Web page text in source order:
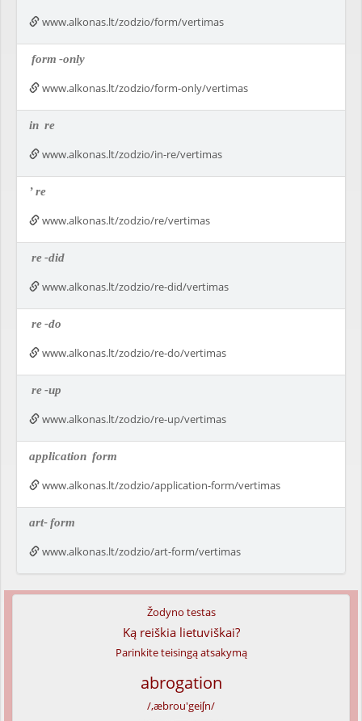
www.alkonas.lt/zodzio/form/vertimas
form -only
www.alkonas.lt/zodzio/form-only/vertimas
in re
www.alkonas.lt/zodzio/in-re/vertimas
’re
www.alkonas.lt/zodzio/re/vertimas
re-did
www.alkonas.lt/zodzio/re-did/vertimas
re-do
www.alkonas.lt/zodzio/re-do/vertimas
re-up
www.alkonas.lt/zodzio/re-up/vertimas
application form
www.alkonas.lt/zodzio/application-form/vertimas
art-form
www.alkonas.lt/zodzio/art-form/vertimas
Žodyno testas
Ką reiškia lietuviškai?
Parinkite teisingą atsakymą
abrogation
/,æbrou'geiʃn/